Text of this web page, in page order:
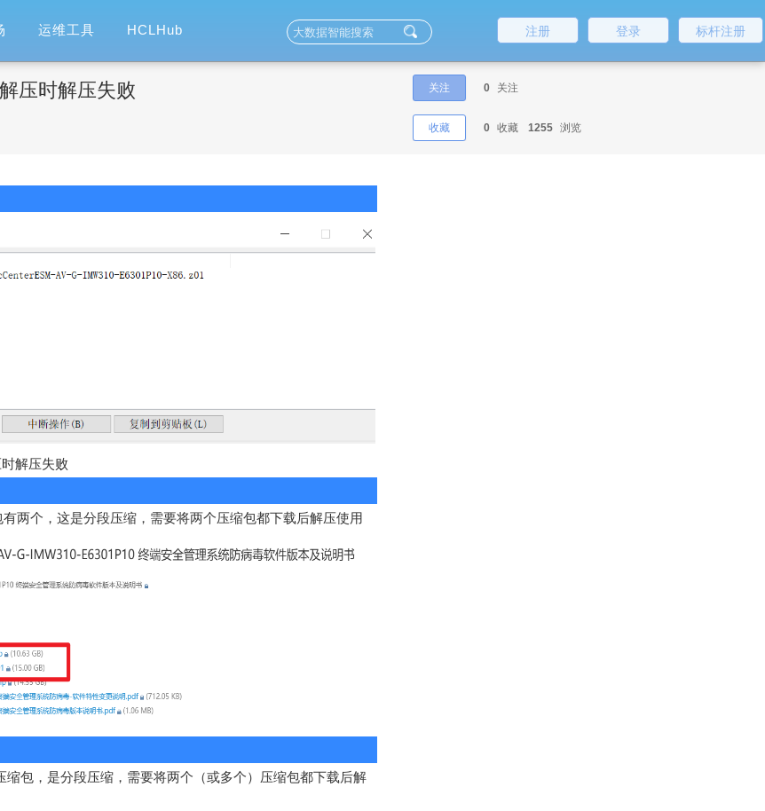
运维工具 HCLHub 标杆注册
登录
注册
压时解压失败 关注 0 关注
收藏 0 收藏 1255 浏览
解压失败
两个，这是分段压缩，需要将两个压缩包都下载后解压使用
包，是分段压缩，需要将两个（或多个）压缩包都下载后解